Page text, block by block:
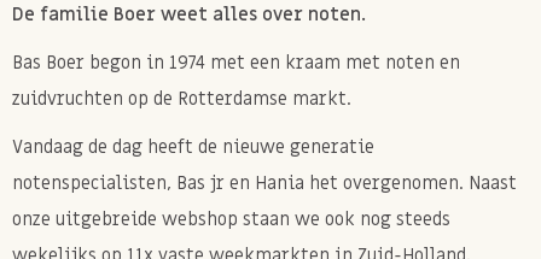
De familie Boer weet alles over noten.
Bas Boer begon in 1974 met een kraam met noten en
zuidvruchten op de Rotterdamse markt.
Vandaag de dag heeft de nieuwe generatie
notenspecialisten, Bas jr en Hania het overgenomen. Naast
onze uitgebreide webshop staan we ook nog steeds